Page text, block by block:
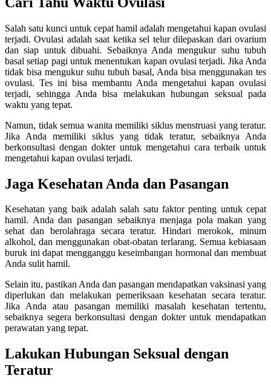
Salah satu kunci untuk cepat hamil adalah mengetahui kapan ovulasi
terjadi. Ovulasi adalah saat ketika sel telur dilepaskan dari ovarium
dan siap untuk dibuahi. Sebaiknya Anda mengukur suhu tubuh
basal setiap pagi untuk menentukan kapan ovulasi terjadi. Jika Anda
tidak bisa mengukur suhu tubuh basal, Anda bisa menggunakan tes
ovulasi. Tes ini bisa membantu Anda mengetahui kapan ovulasi
terjadi, sehingga Anda bisa melakukan hubungan seksual pada
waktu yang tepat.
Namun, tidak semua wanita memiliki siklus menstruasi yang teratur.
Jika Anda memiliki siklus yang tidak teratur, sebaiknya Anda
berkonsultasi dengan dokter untuk mengetahui cara terbaik untuk
mengetahui kapan ovulasi terjadi.
Jaga Kesehatan Anda dan Pasangan
Kesehatan yang baik adalah salah satu faktor penting untuk cepat
hamil. Anda dan pasangan sebaiknya menjaga pola makan yang
sehat dan berolahraga secara teratur. Hindari merokok, minum
alkohol, dan menggunakan obat-obatan terlarang. Semua kebiasaan
buruk ini dapat mengganggu keseimbangan hormonal dan membuat
Anda sulit hamil.
Selain itu, pastikan Anda dan pasangan mendapatkan vaksinasi yang
diperlukan dan melakukan pemeriksaan kesehatan secara teratur.
Jika Anda atau pasangan memiliki masalah kesehatan tertentu,
sebaiknya segera berkonsultasi dengan dokter untuk mendapatkan
perawatan yang tepat.
Lakukan Hubungan Seksual dengan
Teratur